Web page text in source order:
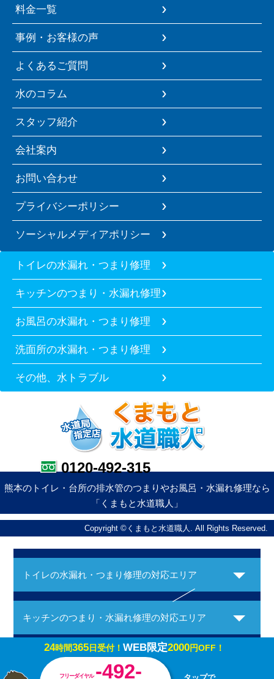
料金一覧
事例・お客様の声
よくあるご質問
水のコラム
スタッフ紹介
会社案内
お問い合わせ
プライバシーポリシー
ソーシャルメディアポリシー
トイレの水漏れ・つまり修理
キッチンのつまり・水漏れ修理
お風呂の水漏れ・つまり修理
洗面所の水漏れ・つまり修理
その他、水トラブル
0120-492-315
熊本のトイレ・台所の排水管のつまりやお風呂・水漏れ修理なら
「くまもと水道職人」
Copyright ©くまもと水道職人. All Rights Reserved.
トイレの水漏れ・つまり修理の対応エリア
キッチンのつまり・水漏れ修理の対応エリア
お風呂の水漏れ・つまり修理の対応エリア
24時間365日受付！ WEB限定2000円OFF！
フリーダイヤル -492-